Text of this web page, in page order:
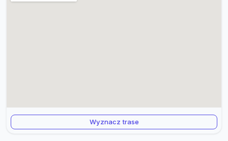
Wyznacz trase